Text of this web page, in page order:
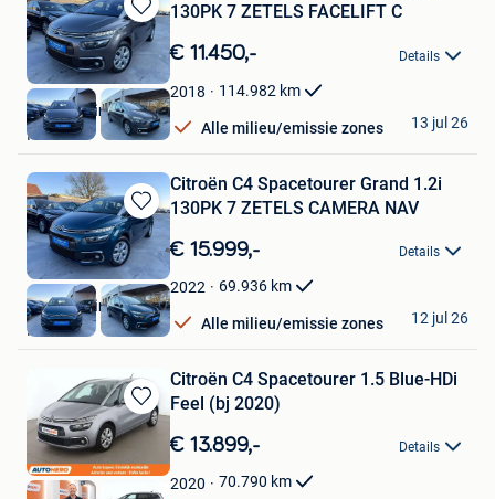
Bewaren
in
Mijn
Favorieten
130PK 7 ZETELS FACELIFT C
€ 11.450,- Details
2018 114.982 km
Alle milieu/emissie zones
KGT Trading BV
Ninove
13 jul 26
Bewaren
in
Mijn
Favorieten
Citroën C4 Spacetourer Grand 1.2i
130PK 7 ZETELS CAMERA NAV
€ 15.999,- Details
2022 69.936 km
Alle milieu/emissie zones
KGT Trading BV
Ninove
12 jul 26
Bewaren
in
Favorieten
Citroën C4 Spacetourer 1.5 Blue-HDi
Feel (bj 2020)
€ 13.899,- Details
2020 70.790 km